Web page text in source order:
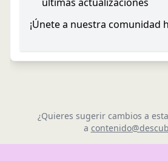
¡Únete a nuestra comunidad
¿Quieres sugerir cambios a
a